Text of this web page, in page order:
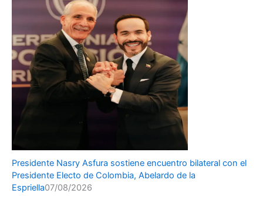
Presidente Nasry Asfura sostiene encuentro bilateral con el
Presidente Electo de Colombia, Abelardo de la
Espriella07/08/2026